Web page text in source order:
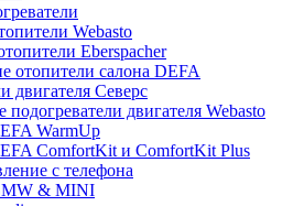
Webasto
Eberspacher
отопители салона DEFA
двигателя Северс
двигателя Webasto
WarmUp
ComfortKit и ComfortKit Plus
с телефона
& MINI